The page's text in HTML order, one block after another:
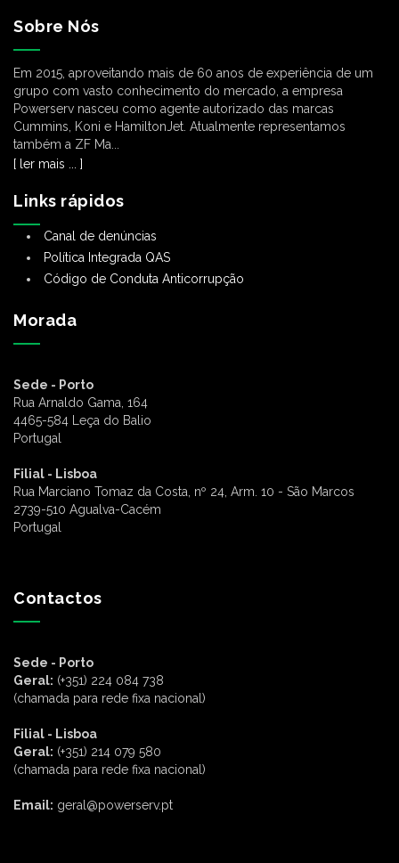
Sobre Nós
Em 2015, aproveitando mais de 60 anos de experiência de um
grupo com vasto conhecimento do mercado, a empresa
Powerserv nasceu como agente autorizado das marcas
Cummins, Koni e HamiltonJet. Atualmente representamos
também a ZF Ma...
[ ler mais ... ]
Links rápidos
Canal de denúncias
Política Integrada QAS
Código de Conduta Anticorrupção
Morada
Sede - Porto
Rua Arnaldo Gama, 164
4465-584 Leça do Balio
Portugal
Filial - Lisboa
Rua Marciano Tomaz da Costa, nº 24, Arm. 10 - São Marcos
2739-510 Agualva-Cacém
Portugal
Contactos
Sede - Porto
Geral: (+351) 224 084 738
(chamada para rede fixa nacional)
Filial - Lisboa
Geral: (+351) 214 079 580
(chamada para rede fixa nacional)
Email: geral@powerserv.pt